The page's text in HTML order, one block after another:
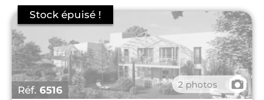
Réf. 6516 2 photos 📷